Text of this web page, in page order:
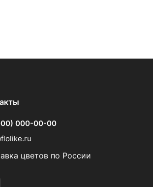
000-00-00
цветов по России